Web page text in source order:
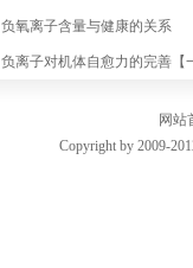
负氧离子含量与健康的关系
负离子对机体自愈力的完善【
网站
Copyright by 2009-